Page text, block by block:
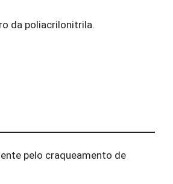
da poliacrilonitrila.
pelo craqueamento de